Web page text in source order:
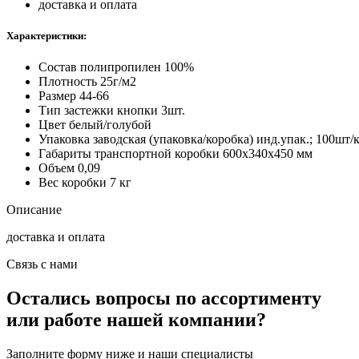
доставка и оплата
Характеристики:
Состав полипропилен 100%
Плотность 25г/м2
Размер 44-66
Тип застежки кнопки 3шт.
Цвет белый/голубой
Упаковка заводская (упаковка/коробка) инд.упак.; 100шт/
Габариты транспортной коробки 600х340х450 мм
Объем 0,09
Вес коробки 7 кг
Описание
доставка и оплата
Связь с нами
Остались вопросы по ассортименту
или работе нашей компании?
Заполните форму ниже и наши специалисты